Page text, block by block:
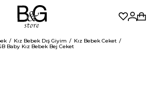
Kız Bebek Dış Giyim
Kız Bebek Ceket
Baby Kız Bebek Bej Ceket